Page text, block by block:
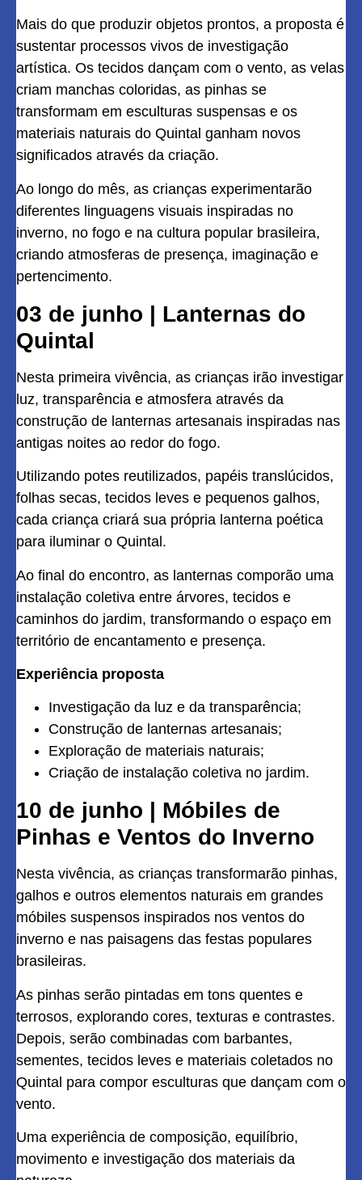
Mais do que produzir objetos prontos, a proposta é
sustentar processos vivos de investigação
artística. Os tecidos dançam com o vento, as velas
criam manchas coloridas, as pinhas se
transformam em esculturas suspensas e os
materiais naturais do Quintal ganham novos
significados através da criação.
Ao longo do mês, as crianças experimentarão
diferentes linguagens visuais inspiradas no
inverno, no fogo e na cultura popular brasileira,
criando atmosferas de presença, imaginação e
pertencimento.
03 de junho | Lanternas do
Quintal
Nesta primeira vivência, as crianças irão investigar
luz, transparência e atmosfera através da
construção de lanternas artesanais inspiradas nas
antigas noites ao redor do fogo.
Utilizando potes reutilizados, papéis translúcidos,
folhas secas, tecidos leves e pequenos galhos,
cada criança criará sua própria lanterna poética
para iluminar o Quintal.
Ao final do encontro, as lanternas comporão uma
instalação coletiva entre árvores, tecidos e
caminhos do jardim, transformando o espaço em
território de encantamento e presença.
Experiência proposta
Investigação da luz e da transparência;
Construção de lanternas artesanais;
Exploração de materiais naturais;
Criação de instalação coletiva no jardim.
10 de junho | Móbiles de
Pinhas e Ventos do Inverno
Nesta vivência, as crianças transformarão pinhas,
galhos e outros elementos naturais em grandes
móbiles suspensos inspirados nos ventos do
inverno e nas paisagens das festas populares
brasileiras.
As pinhas serão pintadas em tons quentes e
terrosos, explorando cores, texturas e contrastes.
Depois, serão combinadas com barbantes,
sementes, tecidos leves e materiais coletados no
Quintal para compor esculturas que dançam com o
vento.
Uma experiência de composição, equilíbrio,
movimento e investigação dos materiais da